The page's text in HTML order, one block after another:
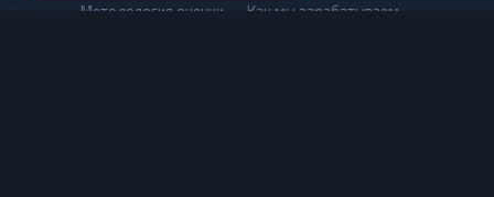
Методология оценки Как мы зарабатываем